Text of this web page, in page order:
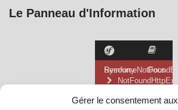
Gérer le consentement aux
Le Panneau d'Information